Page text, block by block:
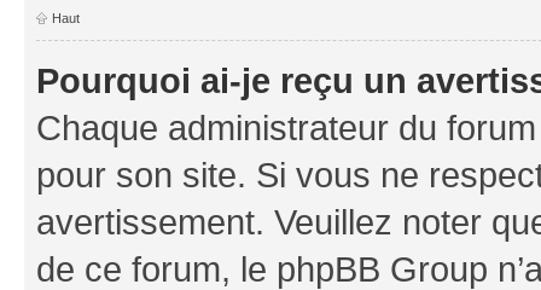
Haut
Pourquoi ai-je reçu un
Chaque administrateur du
pour son site. Si vous ne
avertissement. Veuillez noter
de ce forum, le phpBB Group